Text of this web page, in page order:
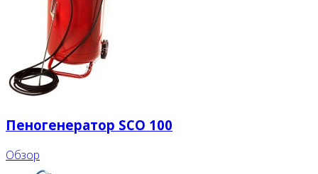
Пеногенератор SCO 100
Обзор